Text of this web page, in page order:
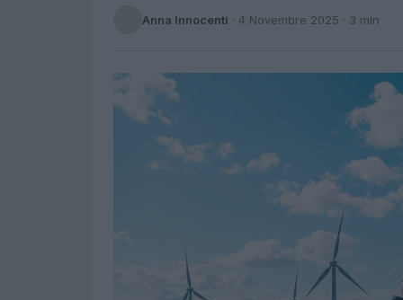
Anna Innocenti · 4 Novembre 2025 · 3 min